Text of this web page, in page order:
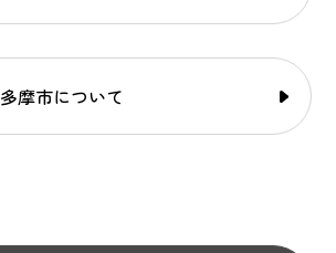
多摩市について